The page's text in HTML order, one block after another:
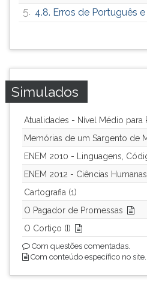
5. 4.8. Erros de Português
Simulados
Atualidades - Nível Médio para
Memórias de um Sargento de
ENEM 2010 - Linguagens,
ENEM 2012 - Ciências Humanas
Cartografia (1)
O Pagador de Promessas
O Cortiço (I)
Com questões comentadas.
Com conteúdo específico no site.